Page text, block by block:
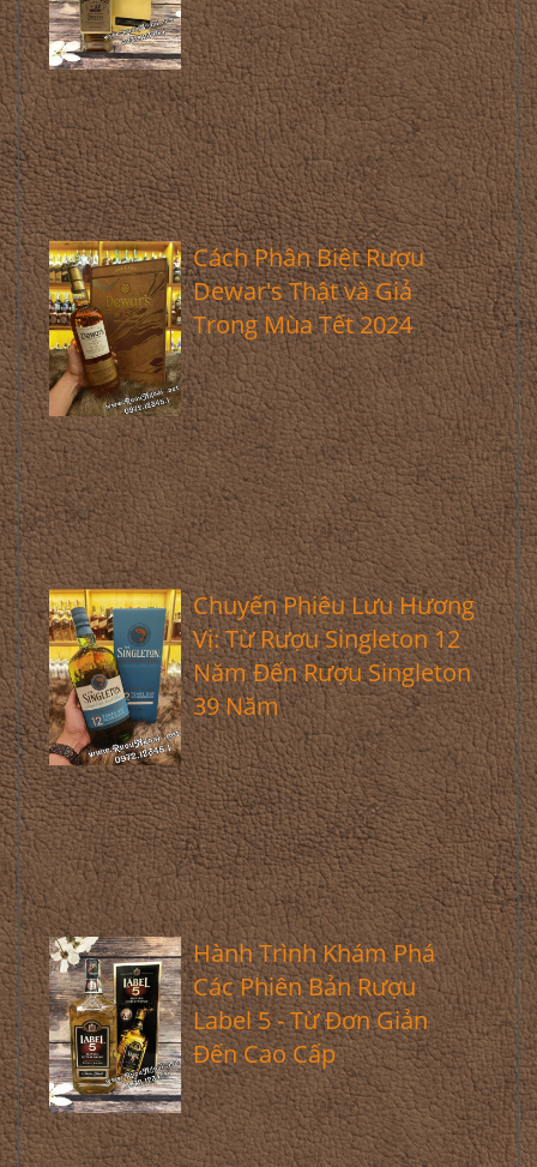
Cách Phân Biệt Rượu
Dewar's Thật và Giả
Trong Mùa Tết 2024
Chuyến Phiêu Lưu Hương
Vị: Từ Rượu Singleton 12
Năm Đến Rượu Singleton
39 Năm
Hành Trình Khám Phá
Các Phiên Bản Rượu
Label 5 - Từ Đơn Giản
Đến Cao Cấp